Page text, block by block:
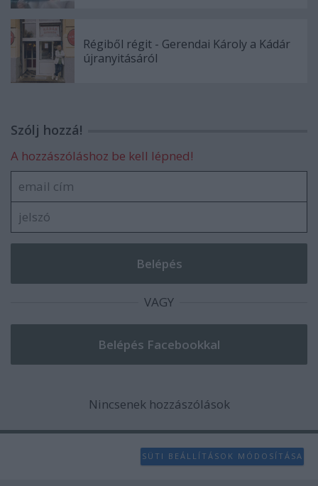
Régiből régit - Gerendai Károly a Kádár
újranyitásáról
Szólj hozzá!
A hozzászóláshoz be kell lépned!
VAGY
Nincsenek hozzászólások
SÜTI BEÁLLÍTÁSOK MÓDOSÍTÁSA